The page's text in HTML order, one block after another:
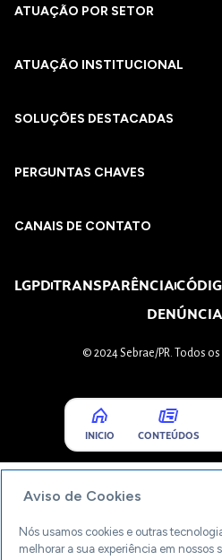
ATUAÇÃO POR SETOR
ATUAÇÃO INSTITUCIONAL
SOLUÇÕES DESTACADAS
PERGUNTAS CHAVES​
CANAIS DE CONTATO
LGPDTRANSPARÊNCIA
DENÚNCIA
© 2024 Sebrae/PR. Todos
INICIO CONTEÚDOS
Aviso de Cookies
Nós usamos cookies e outras
melhorar a sua experiência em nossos